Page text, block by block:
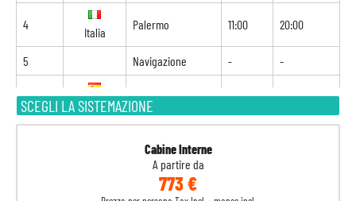
SCEGLI LA SISTEMAZIONE
Cabine Interne
A partire da
773 €
4
Italia
Palermo 11:00 20:00
5 Navigazione - -
6
Spagna
Ibiza 12:30 23:00
Valencia
Marsiglia